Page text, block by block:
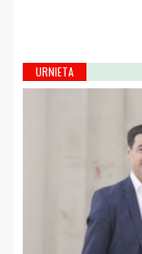
URNIETA